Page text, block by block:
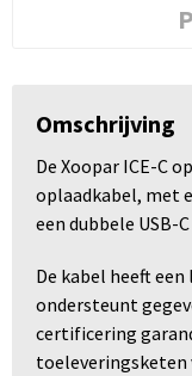
Omschrijving
De Xoopar ICE-C
oplaadkabel, met
een dubbele USB-
De kabel heeft
ondersteunt
certificering
toeleveringsketen